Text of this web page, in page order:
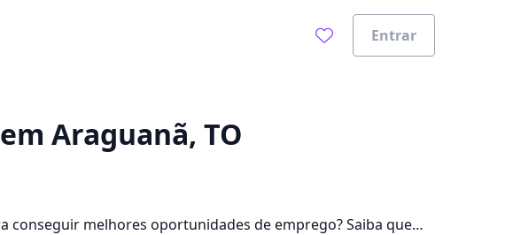
Entrar
Araguanã, TO
conseguir melhores oportunidades de emprego? Saiba que